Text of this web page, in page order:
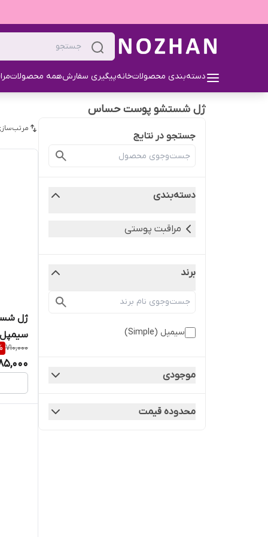
دسته‌بندی محصولاتخانهپیگیری سفارشهمه محصولات
ژل شستشو پوست حساس
جستجو در نتایج
دسته‌بندی
مراقبت پوستی
برند
سیمپل (Simple)
موجودی
محدوده قیمت
سیمپل
710,000